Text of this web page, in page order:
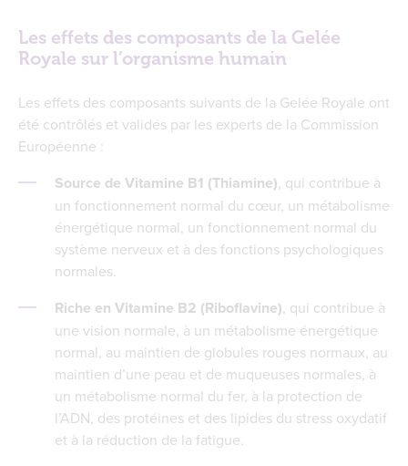
Les effets des composants de la Gelée
Royale sur l’organisme humain
Les effets des composants suivants de la Gelée Royale ont
été contrôlés et validés par les experts de la Commission
Européenne :
Source de Vitamine B1 (Thiamine), qui contribue à
un fonctionnement normal du cœur, un métabolisme
énergétique normal, un fonctionnement normal du
système nerveux et à des fonctions psychologiques
normales.
Riche en Vitamine B2 (Riboflavine), qui contribue à
une vision normale, à un métabolisme énergétique
normal, au maintien de globules rouges normaux, au
maintien d’une peau et de muqueuses normales, à
un métabolisme normal du fer, à la protection de
l’ADN, des protéines et des lipides du stress oxydatif
et à la réduction de la fatigue.